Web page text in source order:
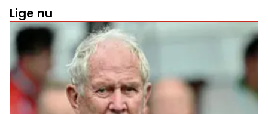
Lige nu